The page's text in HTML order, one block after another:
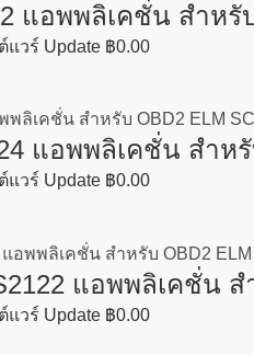
แอพพลิเคชั่น สำหรั
วร์ Update ฿0.00
แอพพลิเคชั่น สำห
วร์ Update ฿0.00
แอพพลิเคชั่น ส
วร์ Update ฿0.00